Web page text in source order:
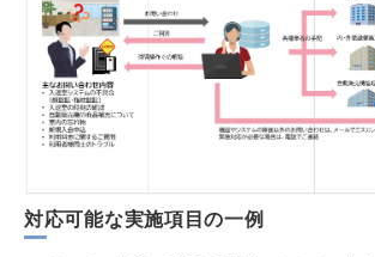
対応可能な実施項目の一例